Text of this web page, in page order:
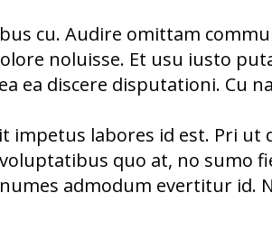
cu. Audire omittam
noluisse. Et usu iusto
ea discere disputationi. Cu
labores id est. Pri
quo at, no sumo
admodum evertitur id.